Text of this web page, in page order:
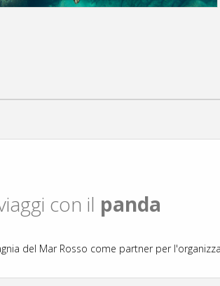
con il panda
del Mar Rosso come partner per